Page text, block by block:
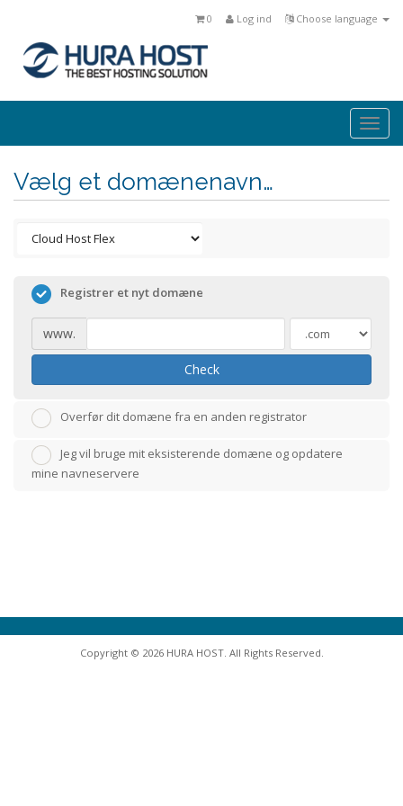
Choose language
Log ind
0
Vælg et domænenavn…
Registrer et nyt domæne
www.
Check
Overfør dit domæne fra en anden registrator
Jeg vil bruge mit eksisterende domæne og opdatere
mine navneservere
Copyright © 2026 HURA HOST. All Rights Reserved.